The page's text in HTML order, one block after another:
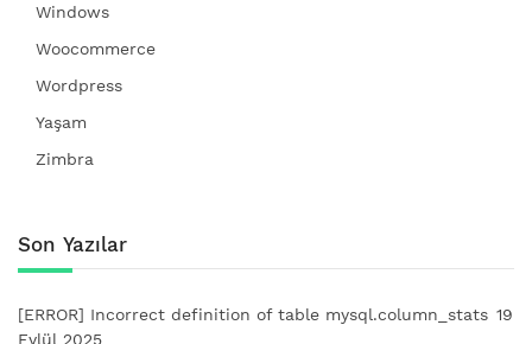
Windows
Woocommerce
Wordpress
Yaşam
Zimbra
Son Yazılar
[ERROR] Incorrect definition of table mysql.column_stats 19
Eylül 2025